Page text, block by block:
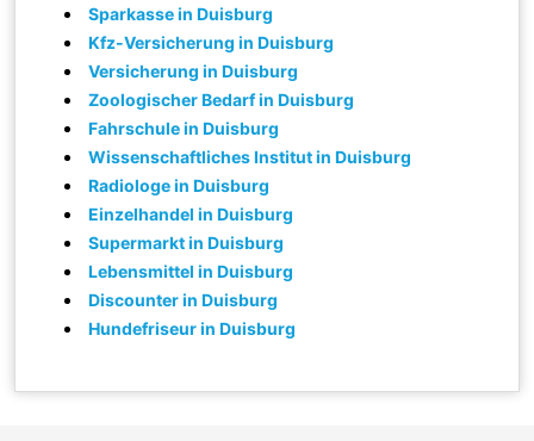
Sparkasse in Duisburg
Kfz-Versicherung in Duisburg
Versicherung in Duisburg
Zoologischer Bedarf in Duisburg
Fahrschule in Duisburg
Wissenschaftliches Institut in Duisburg
Radiologe in Duisburg
Einzelhandel in Duisburg
Supermarkt in Duisburg
Lebensmittel in Duisburg
Discounter in Duisburg
Hundefriseur in Duisburg